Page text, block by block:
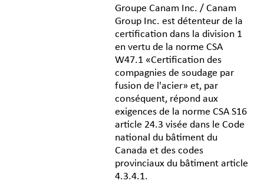
Groupe Canam Inc. / Canam
Group Inc. est détenteur de la
certification dans la division 1
en vertu de la norme CSA
W47.1 «Certification des
compagnies de soudage par
fusion de l'acier» et, par
conséquent, répond aux
exigences de la norme CSA S16
article 24.3 visée dans le Code
national du bâtiment du
Canada et des codes
provinciaux du bâtiment article
4.3.4.1.